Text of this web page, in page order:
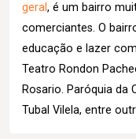
geral, é um bairro
comerciantes. O
educação e lazer
Teatro Rondon
Rosario. Paróquia da
Tubal Vilela, entre